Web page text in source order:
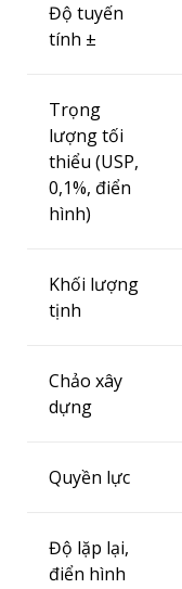
Độ tuyến
tính ±
Trọng
lượng tối
thiểu (USP,
0,1%, điển
hình)
Khối lượng
tịnh
Chảo xây
dựng
Quyền lực
Độ lặp lại,
điển hình